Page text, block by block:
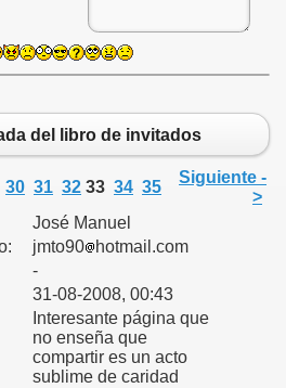
del libro de invitados
30 31 32 33 34 35
Siguiente -
>
José Manuel
jmto90
hotmail.com
-
31-08-2008, 00:43
Interesante página que
no enseña que
compartir es un acto
sublime de caridad